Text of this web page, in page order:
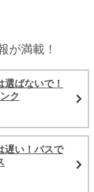
が満載！
ばないで！
ク
遅い！バスで